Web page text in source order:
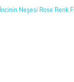
Neşesi Rose Renk